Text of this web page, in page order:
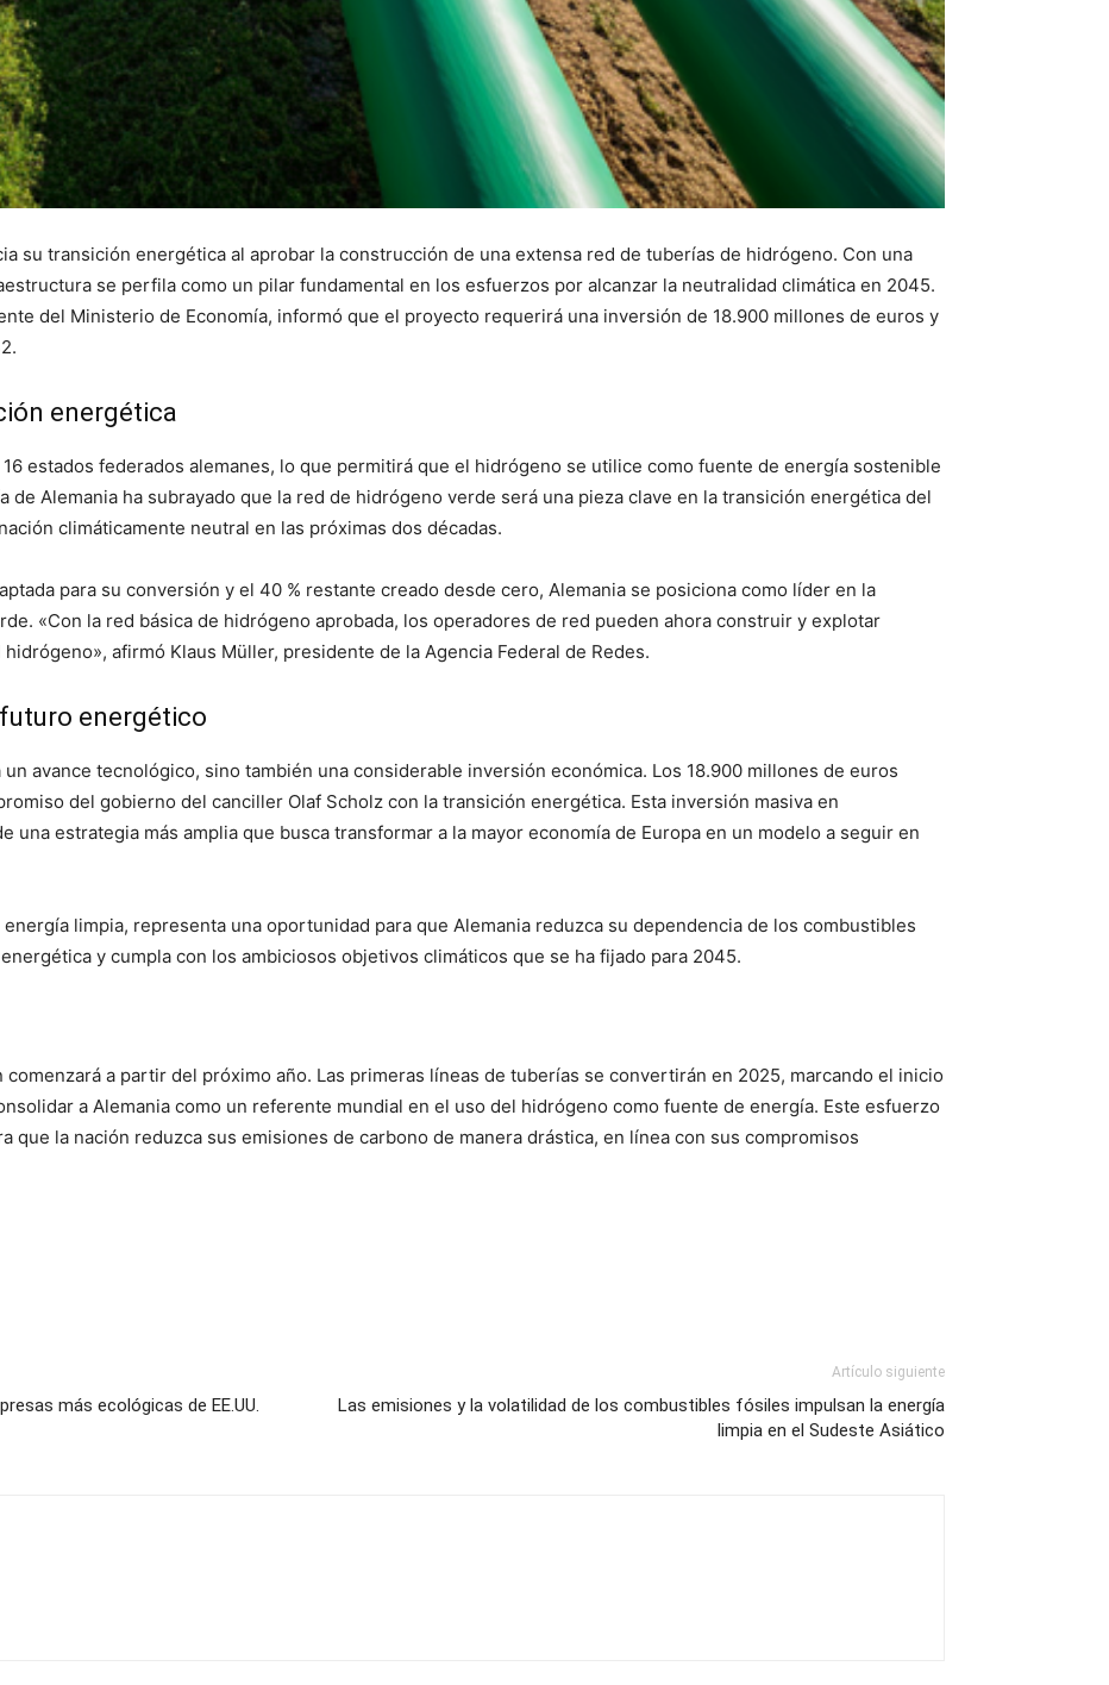
su transición energética al aprobar la construcción de una extensa red de tuberías de hidrógeno. Con una
se perfila como un pilar fundamental en los esfuerzos por alcanzar la neutralidad climática en 2045.
del Ministerio de Economía, informó que el proyecto requerirá una inversión de 18.900 millones de euros y
energética
estados federados alemanes, lo que permitirá que el hidrógeno se utilice como fuente de energía sostenible
de Alemania ha subrayado que la red de hidrógeno verde será una pieza clave en la transición energética del
climáticamente neutral en las próximas dos décadas.
para su conversión y el 40 % restante creado desde cero, Alemania se posiciona como líder en la
«Con la red básica de hidrógeno aprobada, los operadores de red pueden ahora construir y explotar
afirmó Klaus Müller, presidente de la Agencia Federal de Redes.
energético
avance tecnológico, sino también una considerable inversión económica. Los 18.900 millones de euros
del gobierno del canciller Olaf Scholz con la transición energética. Esta inversión masiva en
una estrategia más amplia que busca transformar a la mayor economía de Europa en un modelo a seguir en
limpia, representa una oportunidad para que Alemania reduzca su dependencia de los combustibles
y cumpla con los ambiciosos objetivos climáticos que se ha fijado para 2045.
a partir del próximo año. Las primeras líneas de tuberías se convertirán en 2025, marcando el inicio
a Alemania como un referente mundial en el uso del hidrógeno como fuente de energía. Este esfuerzo
que la nación reduzca sus emisiones de carbono de manera drástica, en línea con sus compromisos
más ecológicas de EE.UU.
Artículo siguiente
Las emisiones y la volatilidad de los combustibles fósiles impulsan la energía
limpia en el Sudeste Asiático